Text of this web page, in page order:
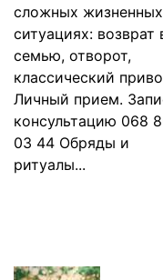
сложных жизненных
ситуациях: возврат
семью, отворот,
классический
Личный прием.
консультацию 068
03 44 Обряды и
ритуалы...